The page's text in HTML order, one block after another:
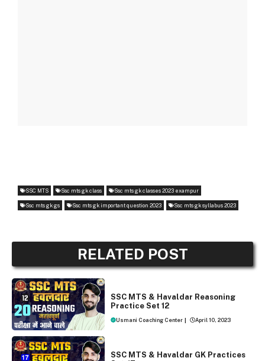
SSC MTS Ssc mts gk class Ssc mts gk classes 2023 exampur
Ssc mts gk gs Ssc mts gk important question 2023 Ssc mts gk syllabus 2023
RELATED POST
SSC MTS & Havaldar Reasoning
Practice Set 12
Usmani Coaching Center | April 10, 2023
SSC MTS & Havaldar GK Practices